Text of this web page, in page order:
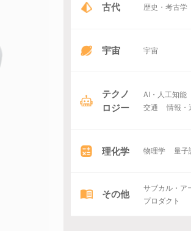
古代 歴史・考古学
宇宙 宇宙
テクノ
ロジー
AI・人工知能
交通
情報・
理化学 物理学 量子
その他 サブカル・ア
プロダクト